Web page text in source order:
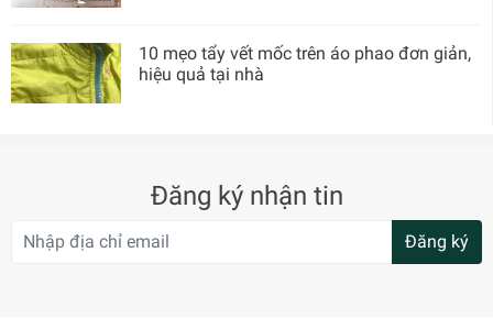
10 mẹo tẩy vết mốc trên áo phao đơn giản,
hiệu quả tại nhà
Đăng ký nhận tin
Đăng ký